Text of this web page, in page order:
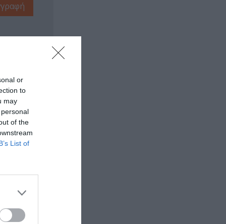
or
to
may
of the
List of